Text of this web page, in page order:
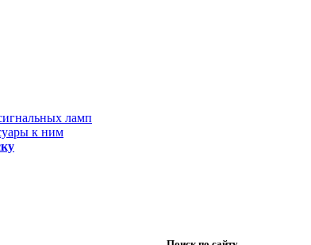
ламп
к ним